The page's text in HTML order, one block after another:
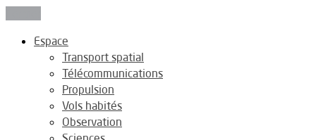
Espace
Transport spatial
Télécommunications
Propulsion
Vols habités
Observation